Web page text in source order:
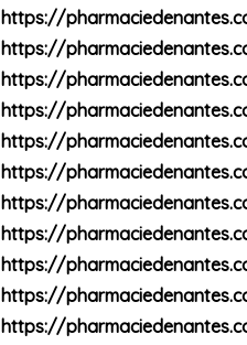
https://
https://
https://
https://
https://
https://
https://
https://
https://
https://
https://